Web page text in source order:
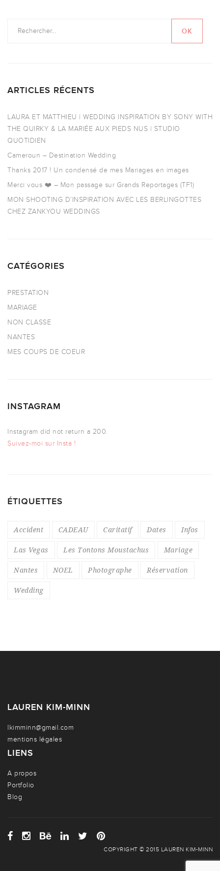
ARTICLES RÉCENTS
LAURA ET MATTHIEU | WEDDING INSPIRATION BY SONY WITH
THE QUIRKY & LA MARIÉE AUX PIEDS NUS | STUDIO
QUOTIDIEN
Cameroun – Destination Wedding
Thanks 2017 ! Un condensé de mes Mariages en images
Merci vous ❤️ – Mon passage sur Grands Reportages (TF1)
MON SHOOTING D’INSPIRATION AVEC LES BERLINGOTTES
CHEZ ZANKYOU WEDDINGS
CATÉGORIES
PRESTATION
MARIAGE
NON CLASSE
NANTES
MES COUPS DE COEUR
INSTAGRAM
Instagram did not return a 200.
Suivez-moi sur Insta !
ÉTIQUETTES
Accident CADEAU Caritatif Dates Infos
Las Vegas Les Tontons Moustachus Mariage
Nantes NOEL Photographe Réservation
Wedding
LAUREN KIM-MINN
lkimminn@gmail.com
mentions légales
LIENS
A propos
Portfolio
Blog
COPYRIGHT © 2015 LAUREN KIM-MINN